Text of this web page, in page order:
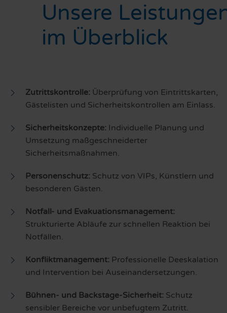
Unsere
im Überblick
Zutrittskontrolle: Überprüfung von Eintrittskarten,
Gästelisten und Sicherheitskontrollen am Einlass.
Sicherheitskonzepte: Individuelle Planung und
Umsetzung maßgeschneiderter
Sicherheitsmaßnahmen.
Personenschutz: Schutz von VIPs, Künstlern und
besonderen Gästen.
Notfall- und Evakuationsmanagement:
Strukturierte Abläufe zur schnellen Reaktion bei
Notfällen.
Konfliktmanagement: Professionelle Deeskalation
und Intervention bei Auseinandersetzungen.
Bühnen- und Backstage-Sicherheit: Schutz
sensibler Bereiche vor unbefugtem Zutritt.